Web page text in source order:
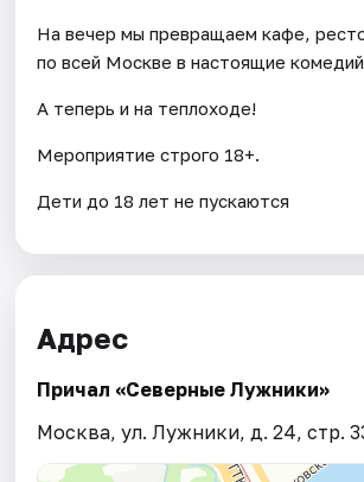
На вечер мы превращаем кафе,
по всей Москве в настоящие
А теперь и на теплоходе!
Мероприятие строго 18+.
Дети до 18 лет не пускаются
Адрес
Причал «Северные Лужники»
Москва, ул. Лужники, д. 24, стр.